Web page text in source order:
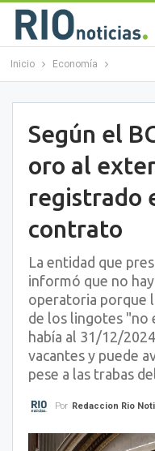
Inicio Economía
Según el
oro al
registrado
contrato
La entidad que
informó que no
operatoria porque
de los lingotes "no
había al 31/12/
vacantes y puede
pese a las trabas
Por Redaccion Rio